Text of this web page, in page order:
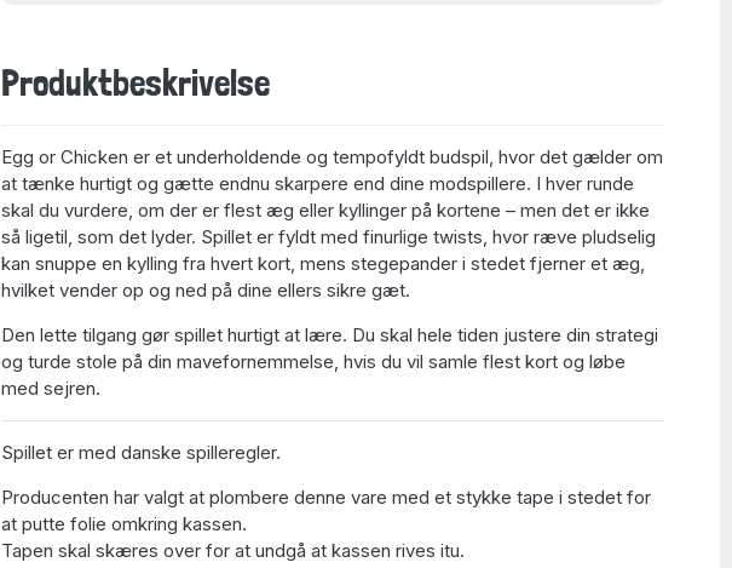
Produktbeskrivelse
Egg or Chicken er et underholdende og tempofyldt budspil, hvor det gælder om
at tænke hurtigt og gætte endnu skarpere end dine modspillere. I hver runde
skal du vurdere, om der er flest æg eller kyllinger på kortene – men det er ikke
så ligetil, som det lyder. Spillet er fyldt med finurlige twists, hvor ræve pludselig
kan snuppe en kylling fra hvert kort, mens stegepander i stedet fjerner et æg,
hvilket vender op og ned på dine ellers sikre gæt.
Den lette tilgang gør spillet hurtigt at lære. Du skal hele tiden justere din strategi
og turde stole på din mavefornemmelse, hvis du vil samle flest kort og løbe
med sejren.
Spillet er med danske spilleregler.
Producenten har valgt at plombere denne vare med et stykke tape i stedet for
at putte folie omkring kassen.
Tapen skal skæres over for at undgå at kassen rives itu.